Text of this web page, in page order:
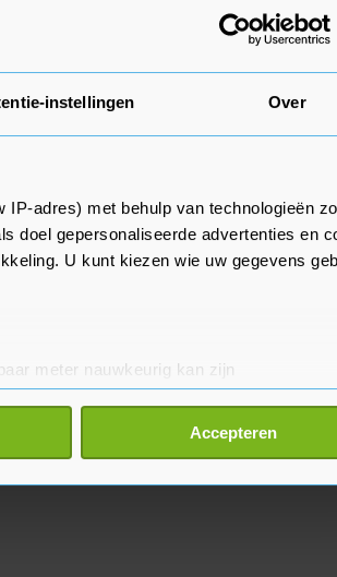
instellingen Over
adres) met behulp van technologieën
doel gepersonaliseerde advertenties en
U kunt kiezen wie uw gegevens
meter nauwkeurig kan zijn
eigenschappen (fingerprinting)
voorkeuren in het
detailgedeelte
Accepteren